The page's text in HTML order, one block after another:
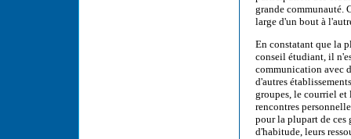
grande communauté.
large d'un bout à
En constatant que la
conseil étudiant, il
communication avec
d'autres
groupes, le courriel
rencontres
pour la plupart de ces
d'habitude, leurs